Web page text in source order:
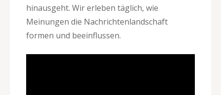
hinausgeht. Wir erleben täglich, wie
Meinungen die Nachrichtenlandschaft
formen und beeinflussen.